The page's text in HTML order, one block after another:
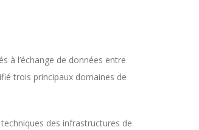
à l’échange de données entre
trois principaux domaines de
des infrastructures de